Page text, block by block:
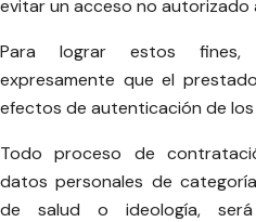
evitar un acceso no autorizado
Para lograr estos fines,
expresamente que el
efectos de autenticación de
Todo proceso de
datos personales de
de salud o ideología, será